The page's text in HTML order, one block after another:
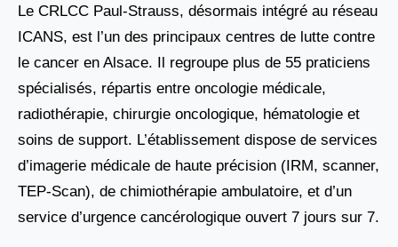
Le CRLCC Paul-Strauss, désormais intégré au réseau
ICANS, est l’un des principaux centres de lutte contre
le cancer en Alsace. Il regroupe plus de 55 praticiens
spécialisés, répartis entre oncologie médicale,
radiothérapie, chirurgie oncologique, hématologie et
soins de support. L’établissement dispose de services
d’imagerie médicale de haute précision (IRM, scanner,
TEP-Scan), de chimiothérapie ambulatoire, et d’un
service d’urgence cancérologique ouvert 7 jours sur 7.